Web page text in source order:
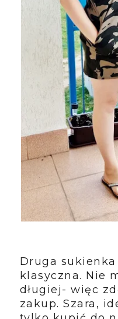
Druga
klasyczna. Nie
długiej- więc
zakup. Szara,